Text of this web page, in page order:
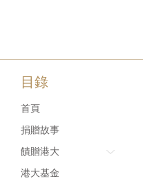
目錄
首頁
捐贈故事
饋贈港大
港大基金